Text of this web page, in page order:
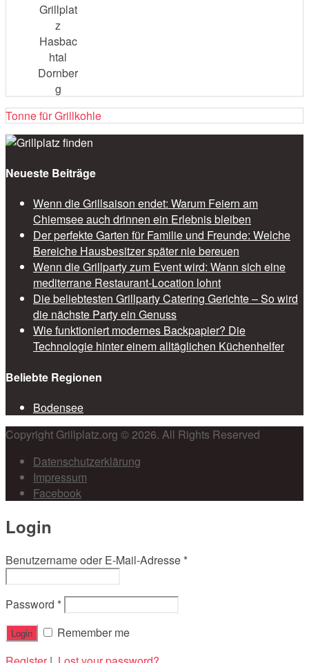
Grillplat
z
Hasbac
htal
Dornber
g
Tonne für Grillkohle
Neueste Beiträge
Wenn die Grillsaison endet: Warum Feiern am
Chiemsee auch drinnen ein Erlebnis bleiben
Der perfekte Garten für Familie und Freunde: Welche
Bereiche Hausbesitzer später nie bereuen
Wenn die Grillparty zum Event wird: Wann sich eine
mediterrane Restaurant-Location lohnt
Die beliebtesten Grillparty Catering Gerichte – So wird
die nächste Party ein Genuss
Wie funktioniert modernes Backpapier? Die
Technologie hinter einem alltäglichen Küchenhelfer
Beliebte Regionen
Bodensee
Copyright Grillplatz.org © 2026. All Rights Reserved
Datenschutzerklärung
Impressum
Facebook
Login
Benutzername oder E-Mail-Adresse *
Password *
Remember me